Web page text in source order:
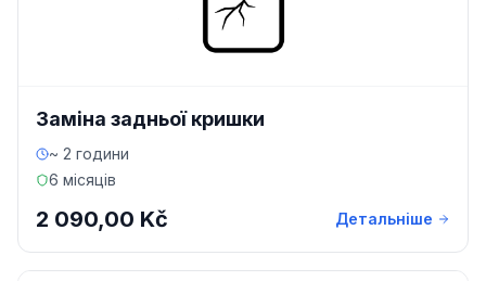
Заміна задньої кришки
~ 2 години
6 місяців
2 090,00 Kč Детальніше